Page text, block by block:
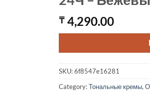
₸4,290.00
SKU:6f8547e16281
Category:Тональные кремы,